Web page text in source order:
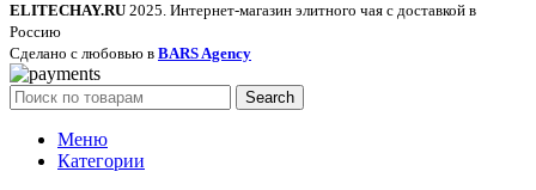
ELITECHAY.RU 2025. Интернет-магазин элитного чая с доставкой в
Россию
Сделано с любовью в BARS Agency
Search
Меню
Категории